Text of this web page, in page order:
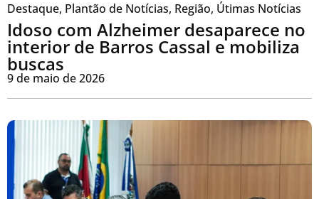
Destaque, Plantão de Notícias, Região, Útimas Notícias
Idoso com Alzheimer desaparece no
interior de Barros Cassal e mobiliza
buscas
9 de maio de 2026